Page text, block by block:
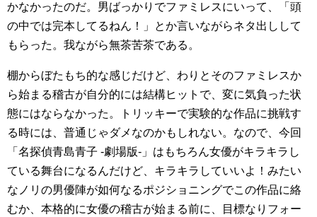
かなかったのだ。男ばっかりでファミレスにいって、「頭
の中では完本してるねん！」とか言いながらネタ出しして
もらった。我ながら無茶苦茶である。
棚からぼたもち的な感じだけど、わりとそのファミレスか
ら始まる稽古が自分的には結構ヒットで、変に気負った状
態にはならなかった。トリッキーで実験的な作品に挑戦す
る時には、普通じゃダメなのかもしれない。なので、今回
「名探偵青島青子 -劇場版-」はもちろん女優がキラキラし
ている舞台になるんだけど、キラキラしていいよ！みたい
なノリの男優陣が如何なるポジショニングでこの作品に絡
むか、本格的に女優の稽古が始まる前に、目標なりフォー